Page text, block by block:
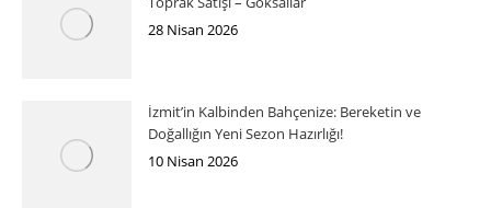
28 Nisan 2026
İzmit’in Kalbinden Bahçenize: Bereketin ve
Doğallığın Yeni Sezon Hazırlığı!
10 Nisan 2026